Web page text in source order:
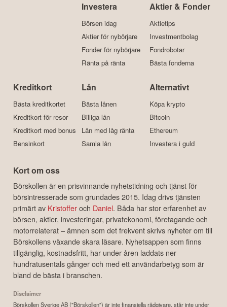
Investera
Börsen idag
Aktier för nybörjare
Fonder för nybörjare
Ränta på ränta
Aktier & Fonder
Aktietips
Investmentbolag
Fondrobotar
Bästa fonderna
Kreditkort
Bästa kreditkortet
Kreditkort för resor
Kreditkort med bonus
Bensinkort
Lån
Bästa lånen
Billiga lån
Lån med låg ränta
Samla lån
Alternativt
Köpa krypto
Bitcoin
Ethereum
Investera i guld
Kort om oss
Börskollen är en prisvinnande nyhetstidning och tjänst för
börsintresserade som grundades 2015. Idag drivs tjänsten
primärt av Kristofferoch Daniel. Båda har stor erfarenhet av
börsen, aktier, investeringar, privatekonomi, företagande och
motorrelaterat – ämnen som det frekvent skrivs nyheter om till
Börskollens växande skara läsare. Nyhetsappen som finns
tillgänglig, kostnadsfritt, har under åren laddats ner
hundratusentals gånger och med ett användarbetyg som är
bland de bästa i branschen.
Disclaimer
Börskollen Sverige AB ("Börskollen") är inte finansiella rådgivare, står inte under